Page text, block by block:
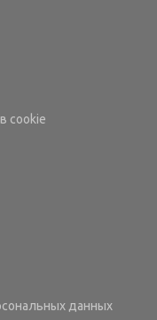
cookie
данных